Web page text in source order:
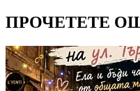
ПРОЧЕТЕТЕ